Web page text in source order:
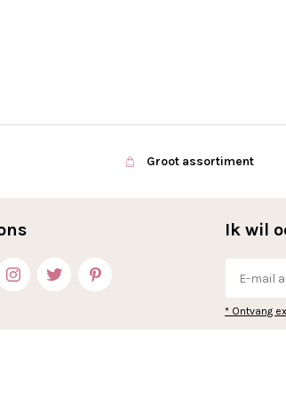
Groot assortiment
Ik wil
* Ontvang